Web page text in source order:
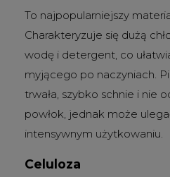
To najpopularniejszy
Charakteryzuje się dużą
wodę i detergent, co
myjącego po naczyniach.
trwała, szybko schnie i nie
powłok, jednak może
intensywnym użytkowaniu.
Celuloza